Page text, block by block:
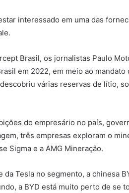
interessado em uma das
Brasil, os jornalistas Paulo
em 2022, em meio ao
várias reservas de lítio,
do empresário no país,
três empresas exploram o
Sigma e a AMG Mineração.
Tesla no segmento, a chinesa
a BYD está muito perto de se